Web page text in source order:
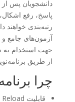
دانشجویان پس
پاسخ، رفع
رتبه‌بندی
آزمون‌های جامع و
جهت استخدام
از طریق
چرا